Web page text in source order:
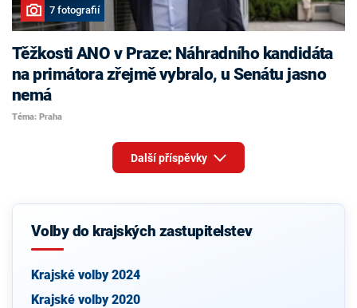
7 fotografií
Těžkosti ANO v Praze: Náhradního kandidáta
na primátora zřejmě vybralo, u Senátu jasno
nemá
Téma: Praha
Další příspěvky
Volby do krajských zastupitelstev
Krajské volby 2024
Krajské volby 2020